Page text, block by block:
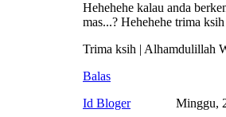
Hehehehe kalau anda
mas...? Hehehehe trima
Trima ksih | Alhamdulillah
Balas
Id Bloger
Minggu,